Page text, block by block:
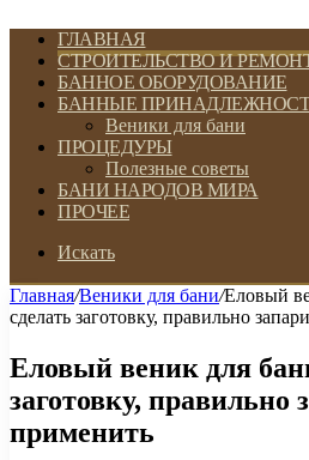
ГЛАВНАЯ
СТРОИТЕЛЬСТВО И
БАННОЕ ОБОРУДОВАНИЕ
БАННЫЕ
Веники для бани
ПРОЦЕДУРЫ
Полезные советы
БАНИ НАРОДОВ МИРА
ПРОЧЕЕ
Искать
Главная/Веники для бани/Еловый
сделать заготовку, правильно
Еловый веник для
заготовку, правильно
применить